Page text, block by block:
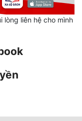
lòng liên hệ cho mình